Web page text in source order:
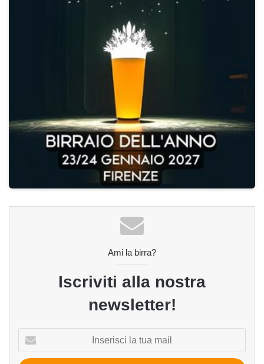
Ami la birra?
Iscriviti alla nostra
newsletter!
tua